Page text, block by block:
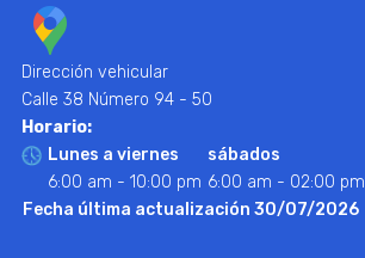
Dirección vehicular
Calle 38 Número 94 - 50
Horario:
Lunes a viernes
6:00 am - 10:00 pm
sábados
6:00 am - 02:00 pm
Fecha última actualización 30/07/2026